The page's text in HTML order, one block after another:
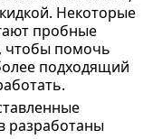
Некоторые
пробные
чтобы помочь
подходящий
разработаны